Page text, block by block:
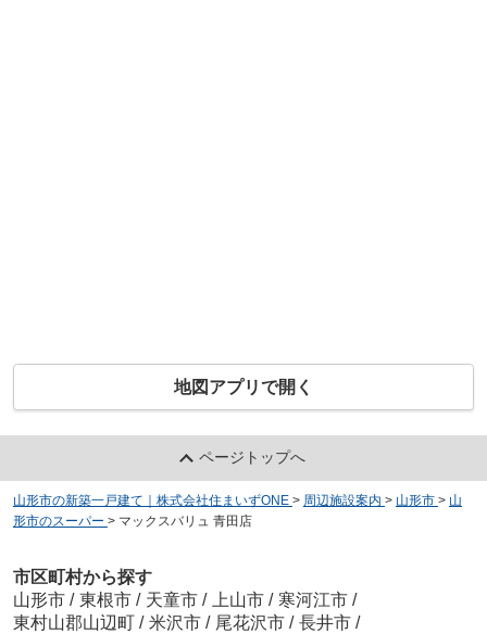
地図アプリで開く
ページトップへ
山形市の新築一戸建て｜株式会社住まいずONE > 周辺施設案内 > 山形市 > 山
形市のスーパー > マックスバリュ 青田店
市区町村から探す
山形市 / 東根市 / 天童市 / 上山市 / 寒河江市 /
東村山郡山辺町 / 米沢市 / 尾花沢市 / 長井市 /